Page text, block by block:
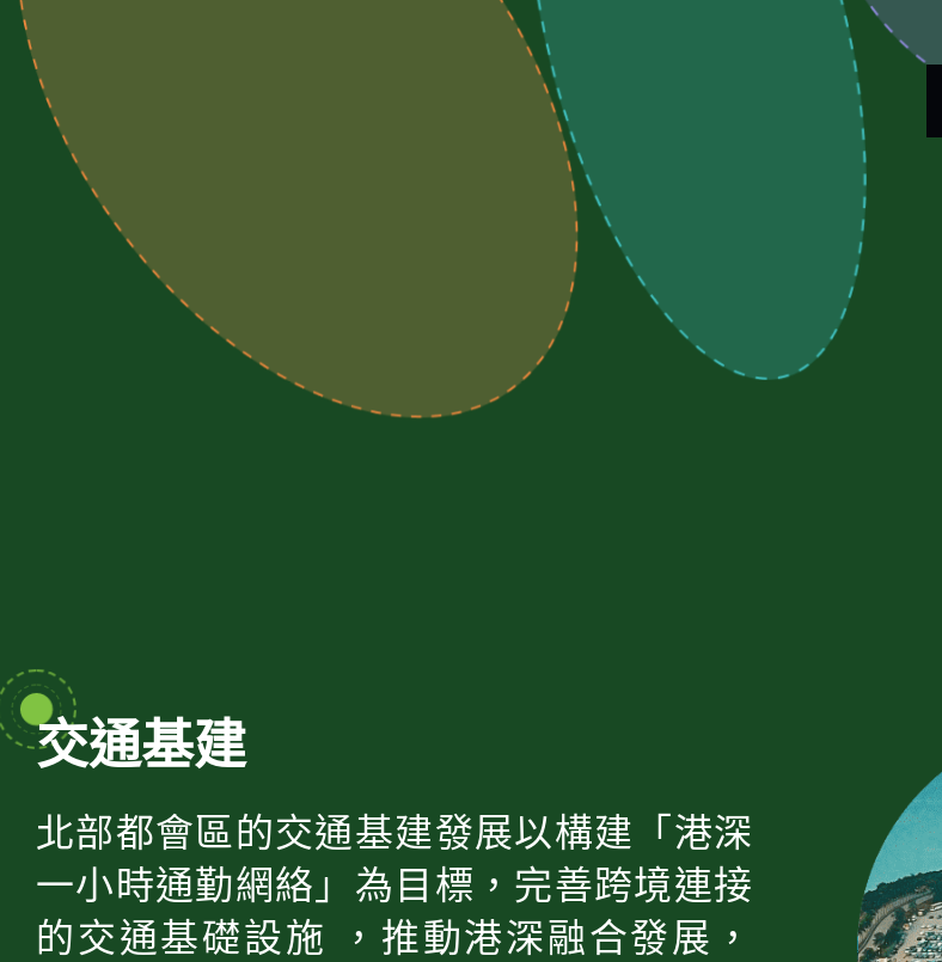
交通基建
北部都會區的交通基建發展以構建「港深
一小時通勤網絡」為目標，完善跨境連接
的交通基礎設施 ，推動港深融合發展，